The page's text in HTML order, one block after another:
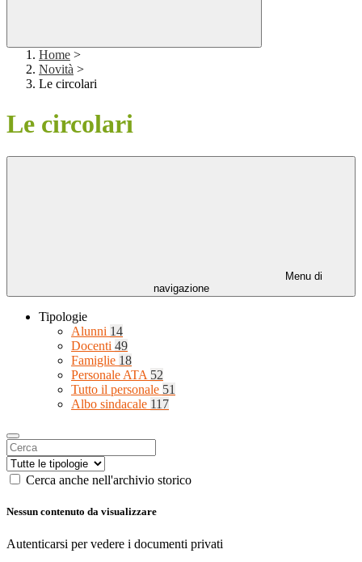
Home >
Novità >
Le circolari
Le circolari
Menu di
navigazione
Tipologie
Alunni 14
Docenti 49
Famiglie 18
Personale ATA 52
Tutto il personale 51
Albo sindacale 117
Cerca anche nell'archivio storico
Nessun contenuto da visualizzare
Autenticarsi per vedere i documenti privati